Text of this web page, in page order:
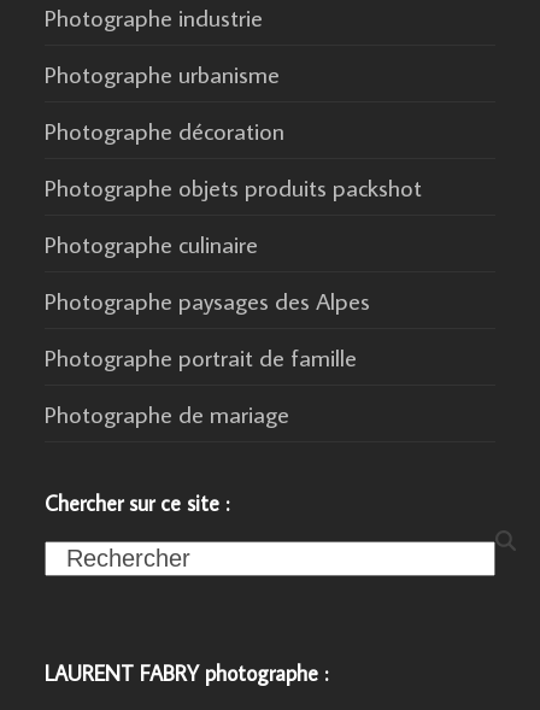
Photographe industrie
Photographe urbanisme
Photographe décoration
Photographe objets produits packshot
Photographe culinaire
Photographe paysages des Alpes
Photographe portrait de famille
Photographe de mariage
Chercher sur ce site :
Search
LAURENT FABRY photographe :